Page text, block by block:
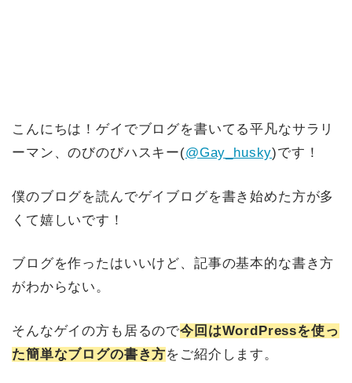
こんにちは！ゲイでブログを書いてる平凡なサラリ
ーマン、のびのびハスキー(@Gay_husky)です！
僕のブログを読んでゲイブログを書き始めた方が多
くて嬉しいです！
ブログを作ったはいいけど、記事の基本的な書き方
がわからない。
そんなゲイの方も居るので今回はWordPressを使っ
た簡単なブログの書き方をご紹介します。